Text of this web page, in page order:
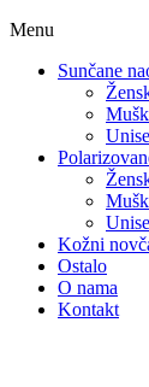
Menu
Sunčane
Kožni
Ostalo
O nama
Kontakt